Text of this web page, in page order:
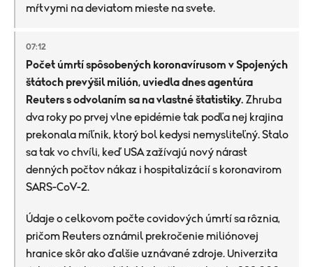
mŕtvymi na deviatom mieste na svete.
07:12
Počet úmrtí spôsobených koronavírusom v Spojených
štátoch prevýšil milión, uviedla dnes agentúra
Reuters s odvolaním sa na vlastné štatistiky. Zhruba
dva roky po prvej vlne epidémie tak podľa nej krajina
prekonala míľnik, ktorý bol kedysi nemysliteľný. Stalo
sa tak vo chvíli, keď USA zažívajú nový nárast
denných počtov nákaz i hospitalizácií s koronavirom
SARS-CoV-2.
Údaje o celkovom počte covidových úmrtí sa rôznia,
pričom Reuters oznámil prekročenie miliónovej
hranice skôr ako ďalšie uznávané zdroje. Univerzita